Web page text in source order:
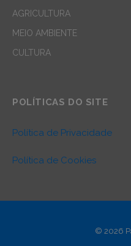
AGRICULTURA
MEIO AMBIENTE
CULTURA
POLÍTICAS DO SITE
Política de Privacidade
Política de Cookies
© 2026